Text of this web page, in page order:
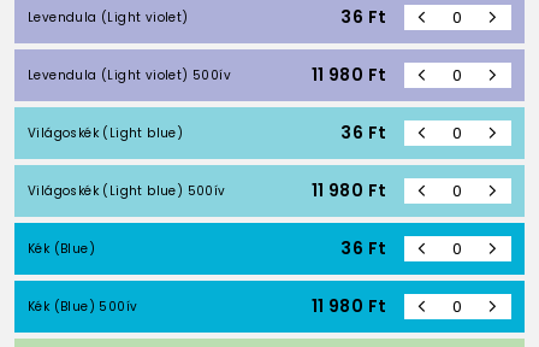
Levendula (Light violet) 36 Ft
Levendula (Light violet) 500ív 11 980 Ft
Világoskék (Light blue) 36 Ft
Világoskék (Light blue) 500ív 11 980 Ft
Kék (Blue) 36 Ft
Kék (Blue) 500ív 11 980 Ft